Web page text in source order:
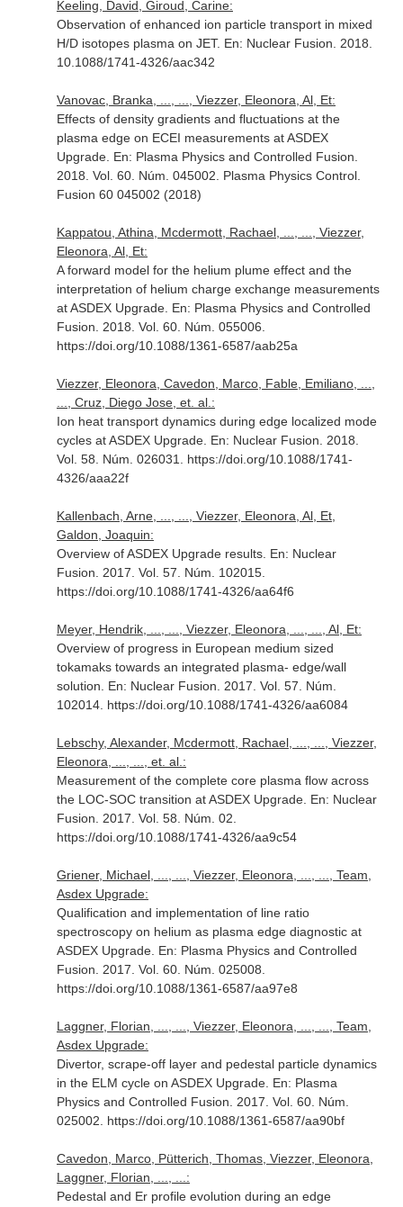
Keeling, David, Giroud, Carine:
Observation of enhanced ion particle transport in mixed
H/D isotopes plasma on JET. En: Nuclear Fusion . 2018.
10.1088/1741-4326/aac342
Vanovac, Branka, ..., ..., Viezzer, Eleonora, Al, Et:
Effects of density gradients and fluctuations at the
plasma edge on ECEI measurements at ASDEX
Upgrade. En: Plasma Physics and Controlled Fusion
2018. Vol. 60. Núm. 045002. Plasma Physics Control.
Fusion 60 045002 (2018)
Kappatou, Athina, Mcdermott, Rachael, ..., ..., Viezzer,
Eleonora, Al, Et:
A forward model for the helium plume effect and the
interpretation of helium charge exchange measurements
at ASDEX Upgrade. En: Plasma Physics and Controlled
Fusion . 2018. Vol. 60. Núm. 055006.
https://doi.org/10.1088/1361-6587/aab25a
Viezzer, Eleonora, Cavedon, Marco, Fable, Emiliano, ...,
..., Cruz, Diego Jose, et. al.:
Ion heat transport dynamics during edge localized mode
cycles at ASDEX Upgrade. En: Nuclear Fusion . 2018.
Vol. 58. Núm. 026031. https://doi.org/10.1088/1741-
4326/aaa22f
Kallenbach, Arne, ..., ..., Viezzer, Eleonora, Al, Et,
Galdon, Joaquin:
Overview of ASDEX Upgrade results. En: Nuclear
Fusion . 2017. Vol. 57. Núm. 102015.
https://doi.org/10.1088/1741-4326/aa64f6
Meyer, Hendrik, ..., ..., Viezzer, Eleonora, ..., ..., Al, Et:
Overview of progress in European medium sized
tokamaks towards an integrated plasma- edge/wall
solution. En: Nuclear Fusion . 2017. Vol. 57. Núm.
102014. https://doi.org/10.1088/1741-4326/aa6084
Lebschy, Alexander, Mcdermott, Rachael, ..., ..., Viezzer,
Eleonora, ..., ..., et. al.:
Measurement of the complete core plasma flow across
the LOC-SOC transition at ASDEX Upgrade. En: Nuclear
Fusion . 2017. Vol. 58. Núm. 02.
https://doi.org/10.1088/1741-4326/aa9c54
Griener, Michael, ..., ..., Viezzer, Eleonora, ..., ..., Team,
Asdex Upgrade:
Qualification and implementation of line ratio
spectroscopy on helium as plasma edge diagnostic at
ASDEX Upgrade. En: Plasma Physics and Controlled
Fusion . 2017. Vol. 60. Núm. 025008.
https://doi.org/10.1088/1361-6587/aa97e8
Laggner, Florian, ..., ..., Viezzer, Eleonora, ..., ..., Team,
Asdex Upgrade:
Divertor, scrape-off layer and pedestal particle dynamics
in the ELM cycle on ASDEX Upgrade. En: Plasma
Physics and Controlled Fusion . 2017. Vol. 60. Núm.
025002. https://doi.org/10.1088/1361-6587/aa90bf
Cavedon, Marco, Pütterich, Thomas, Viezzer, Eleonora,
Laggner, Florian, ..., ...:
Pedestal and Er profile evolution during an edge